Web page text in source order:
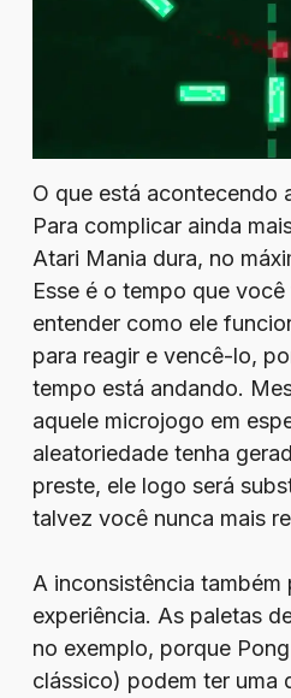
O que está acontecendo
Para complicar ainda
Atari Mania dura, no
Esse é o tempo que
entender como ele
para reagir e vencê-lo,
tempo está andando.
aquele microjogo em
aleatoriedade tenha
preste, ele logo será
talvez você nunca mais
A inconsistência também
experiência. As paletas
no exemplo, porque
clássico) podem ter uma